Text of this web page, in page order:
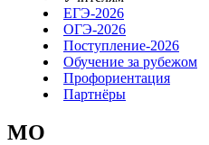
ЕГЭ-2026
ОГЭ-2026
Поступление-2026
Обучение за рубежом
Профориентация
Партнёры
MO